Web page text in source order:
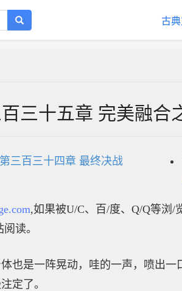
古
三十五章 完美融合
第三百三十四章 最终决战
,如果被U/C、百/度、Q/Q等浏
读。
也是一阵晃动，哇的一声，喷出
定了。